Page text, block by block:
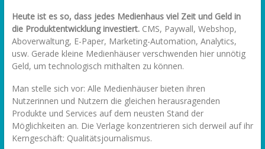
Heute ist es so, dass jedes Medienhaus viel Zeit und Geld in
die Produktentwicklung investiert.CMS, Paywall, Webshop,
Aboverwaltung, E-Paper, Marketing-Automation, Analytics,
usw. Gerade kleine Medienhäuser verschwenden hier unnötig
Geld, um technologisch mithalten zu können.
Man stelle sich vor: Alle Medienhäuser bieten ihren
Nutzerinnen und Nutzern die gleichen herausragenden
Produkte und Services auf dem neusten Stand der
Möglichkeiten an. Die Verlage konzentrieren sich derweil auf ihr
Kerngeschäft: Qualitätsjournalismus.